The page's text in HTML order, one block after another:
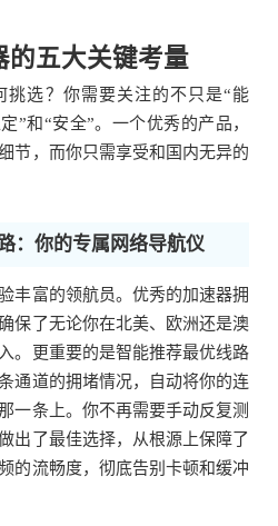
的五大关键考量
挑选？你需要关注的不只是“能
”和“安全”。一个优秀的产品，
节，而你只需享受和国内无异的
：你的专属网络导航仪
丰富的领航员。优秀的加速器拥
保了无论你在北美、欧洲还是澳
。更重要的是智能推荐最优线路
通道的拥堵情况，自动将你的连
一条上。你不再需要手动反复测
出了最佳选择，从根源上保障了
的流畅度，彻底告别卡顿和缓冲